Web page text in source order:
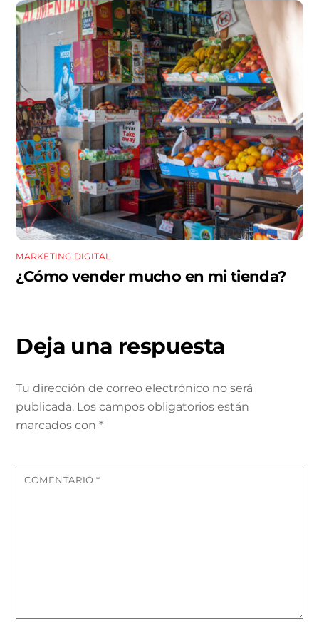
MARKETING DIGITAL
¿Cómo vender mucho en mi tienda?
Deja una respuesta
Tu dirección de correo electrónico no será
publicada. Los campos obligatorios están
marcados con*
COMENTARIO*